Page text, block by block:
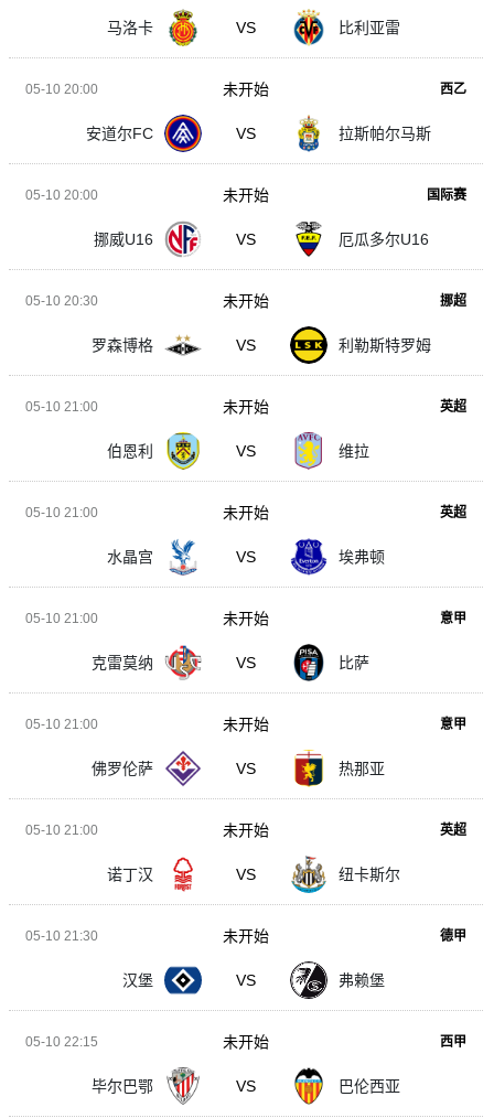
马洛卡 VS 比利亚雷
05-10 20:00 西乙
安道尔FC VS 拉斯帕尔马斯
未开始
05-10 20:00 国际赛
挪威U16 VS 厄瓜多尔U16
未开始
05-10 20:30 挪超
罗森博格 VS 利勒斯特罗姆
未开始
05-10 21:00 英超
伯恩利 VS 维拉
未开始
05-10 21:00 英超
水晶宫 VS 埃弗顿
未开始
05-10 21:00 意甲
克雷莫纳 VS 比萨
未开始
05-10 21:00 意甲
佛罗伦萨 VS 热那亚
未开始
05-10 21:00 英超
诺丁汉 VS 纽卡斯尔
未开始
05-10 21:30 德甲
汉堡 VS 弗赖堡
未开始
05-10 22:15 西甲
毕尔巴鄂 VS 巴伦西亚
未开始